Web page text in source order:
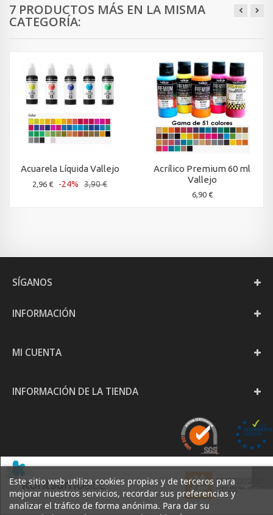
7 PRODUCTOS MÁS EN LA MISMA
CATEGORÍA:
Acuarela Líquida Vallejo
2,96 € -24% 3,90 €
Acrílico Premium 60 ml
Vallejo
6,90 €
Este sitio web utiliza cookies propias y de terceros para
mejorar nuestros servicios, recordar sus preferencias y
analizar el tráfico de forma anónima. Para dar su
SÍGANOS
INFORMACIÓN
MI CUENTA
INFORMACIÓN DE LA TIENDA